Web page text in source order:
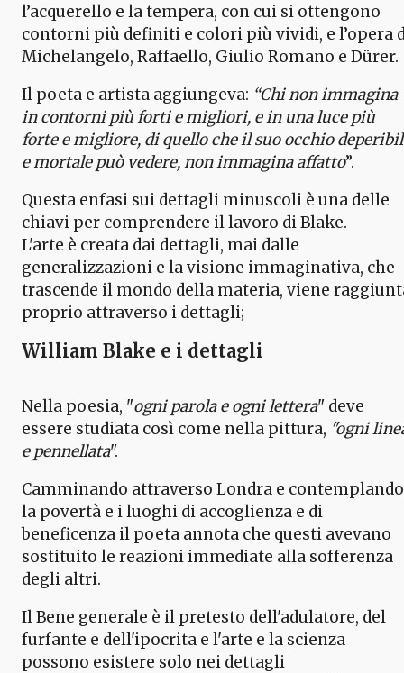
l’acquerello e la tempera, con cui si ottengono
contorni più definiti e colori più vividi, e l’opera
Michelangelo, Raffaello, Giulio Romano e Dürer.
Il poeta e artista aggiungeva: “Chi non immagina
in contorni più forti e migliori, e in una luce più
forte e migliore, di quello che il suo occhio
e mortale può vedere, non immagina affatto”.
Questa enfasi sui dettagli minuscoli è una delle
chiavi per comprendere il lavoro di Blake.
L'arte è creata dai dettagli, mai dalle
generalizzazioni e la visione immaginativa, che
trascende il mondo della materia, viene
proprio attraverso i dettagli;
William Blake e i dettagli
Nella poesia, "ogni parola e ogni lettera" deve
essere studiata così come nella pittura, "ogni
e pennellata".
Camminando attraverso Londra e contemplando
la povertà e i luoghi di accoglienza e di
beneficenza il poeta annota che questi avevano
sostituito le reazioni immediate alla sofferenza
degli altri.
Il Bene generale è il pretesto dell'adulatore, del
furfante e dell'ipocrita e l'arte e la scienza
possono esistere solo nei dettagli